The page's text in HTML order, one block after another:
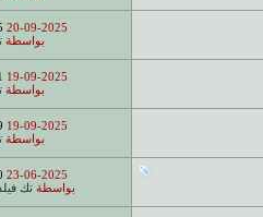
20-09-2025
بواسطة
19-09-2025
بواسطة
19-09-2025
بواسطة
23-06-2025
بواسطة تك